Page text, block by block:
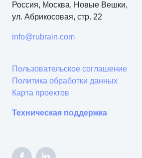
Россия, Москва, Новые Вешки,
ул. Абрикосовая, стр. 22
info@rubrain.com
Пользовательское соглашение
Политика обработки данных
Карта проектов
Техническая поддержка